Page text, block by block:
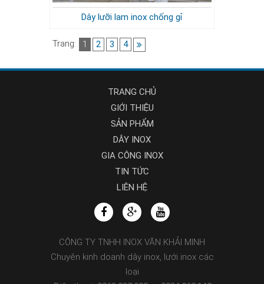
Dây lưỡi lam inox chống gỉ
Trang: 1 2 3 4
TRANG CHỦ
GIỚI THIỆU
SẢN PHẨM
DÂY INOX
GIA CÔNG INOX
TIN TỨC
LIÊN HỆ
CÔNG TY TNHH INOX VĂN KHẢI MINH
Chuyên kinh doanh dây inox, lưới inox các
loại